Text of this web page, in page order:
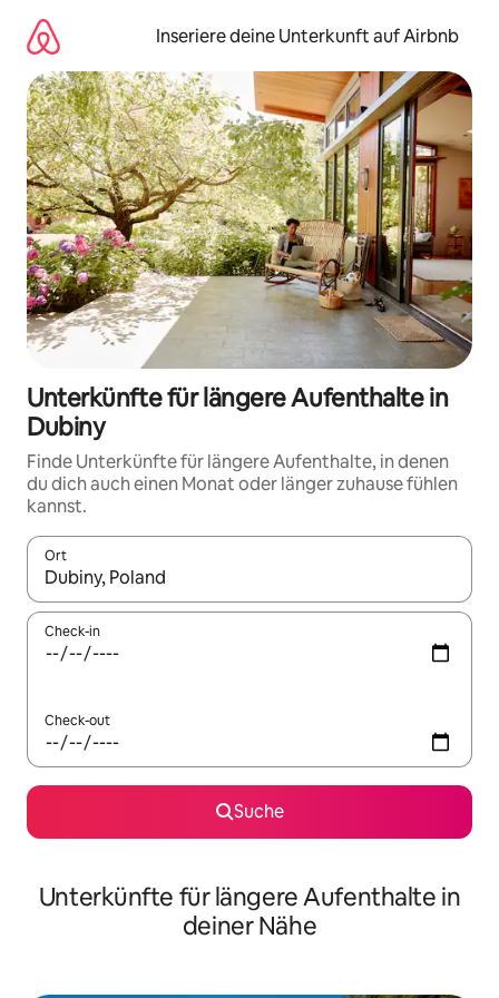
Inhalten
springen
Inseriere deine Unterkunft auf Airbnb
Unterkünfte für längere Aufenthalte in
Dubiny
Finde Unterkünfte für längere Aufenthalte, in denen
du dich auch einen Monat oder länger zuhause fühlen
kannst.
Ort
Wenn Ergebnisse verfügbar sind, navigiere mit den
Check-in
Check-out
Suche
Unterkünfte für längere Aufenthalte in
deiner Nähe